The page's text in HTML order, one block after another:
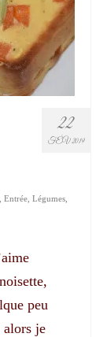
22
FÉV 2019
Entrée Légumes
peu
alors je